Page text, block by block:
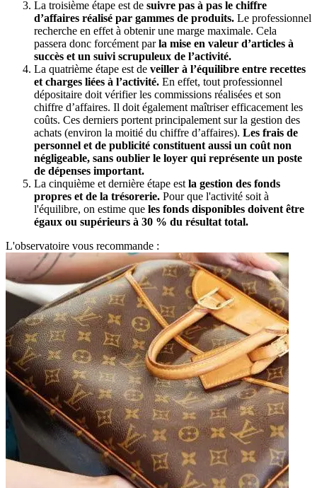
La troisième étape est de suivre pas à pas le chiffre
d’affaires réalisé par gammes de produits. Le professionnel
recherche en effet à obtenir une marge maximale. Cela
passera donc forcément parla mise en valeur d’articles à
succès et un suivi scrupuleux de l’activité.
La quatrième étape est de veiller à l’équilibre entre recettes
et charges liées à l’activité. En effet, tout professionnel
dépositaire doit vérifier les commissions réalisées et son
chiffre d’affaires. Il doit également maîtriser efficacement les
coûts. Ces derniers portent principalement sur la gestion des
achats (environ la moitié du chiffre d’affaires). Les frais de
personnel et de publicité constituent aussi un coût non
négligeable, sans oublier le loyer qui représente un poste
de dépenses important.
La cinquième et dernière étape est la gestion des fonds
propres et de la trésorerie. Pour que l'activité soit à
l'équilibre, on estime que les fonds disponibles doivent être
égaux ou supérieurs à 30 % du résultat total.
L'observatoire vous recommande :